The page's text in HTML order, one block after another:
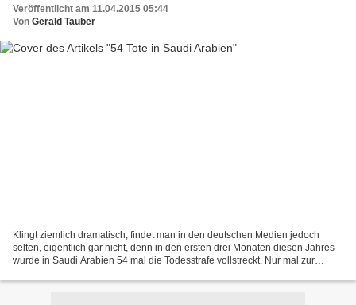
Veröffentlicht am 11.04.2015 05:44
Von Gerald Tauber
Klingt ziemlich dramatisch, findet man in den deutschen Medien jedoch
selten, eigentlich gar nicht, denn in den ersten drei Monaten diesen Jahres
wurde in Saudi Arabien 54 mal die Todesstrafe vollstreckt. Nur mal zur